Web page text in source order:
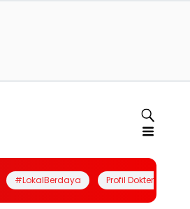
#LokalBerdaya Profil Dokter